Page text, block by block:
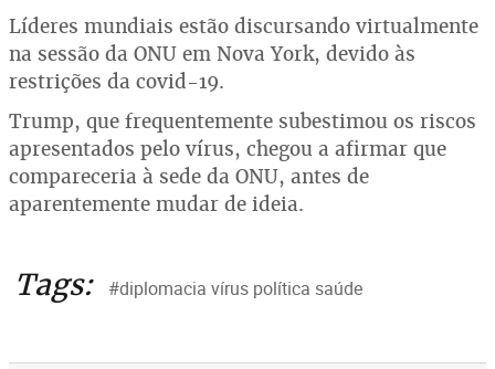
Líderes mundiais estão discursando virtualmente
na sessão da ONU em Nova York, devido às
restrições da covid-19.
Trump, que frequentemente subestimou os riscos
apresentados pelo vírus, chegou a afirmar que
compareceria à sede da ONU, antes de
aparentemente mudar de ideia.
Tags: #diplomacia vírus política saúde